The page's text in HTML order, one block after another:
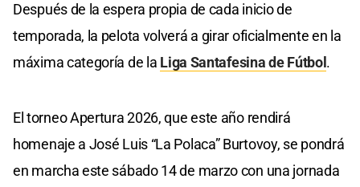
Después de la espera propia de cada inicio de
temporada, la pelota volverá a girar oficialmente en la
máxima categoría de la Liga Santafesina de Fútbol .
El torneo Apertura 2026, que este año rendirá
homenaje a José Luis “La Polaca” Burtovoy, se pondrá
en marcha este sábado 14 de marzo con una jornada